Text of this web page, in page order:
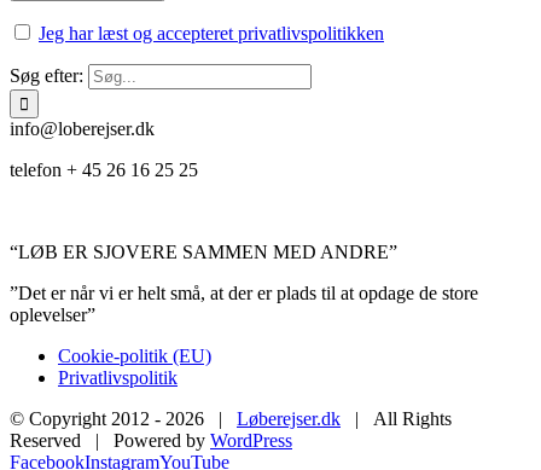
Jeg har læst og accepteret privatlivspolitikken
Søg efter:
info@loberejser.dk
telefon + 45 26 16 25 25
“LØB ER SJOVERE SAMMEN MED ANDRE”
”Det er når vi er helt små, at der er plads til at opdage de store
oplevelser”
Cookie-politik (EU)
Privatlivspolitik
© Copyright 2012 - 2026 | Løberejser.dk | All Rights
Reserved | Powered by WordPress
FacebookInstagramYouTube